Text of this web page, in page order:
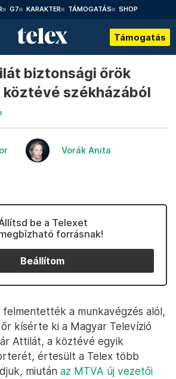
G7 KARAKTER TÁMOGATÁS SHOP
Támogatás
biztonsági őrök
köztévé székházából
Vorák Anita
be a Telexet
forrásnak!
Beállítom
felmentették a munkavégzés alól,
kísérte ki a Magyar Televízió
Attilát, a köztévé egyik
értesült a Telex több
miután az MTVA új vezetői